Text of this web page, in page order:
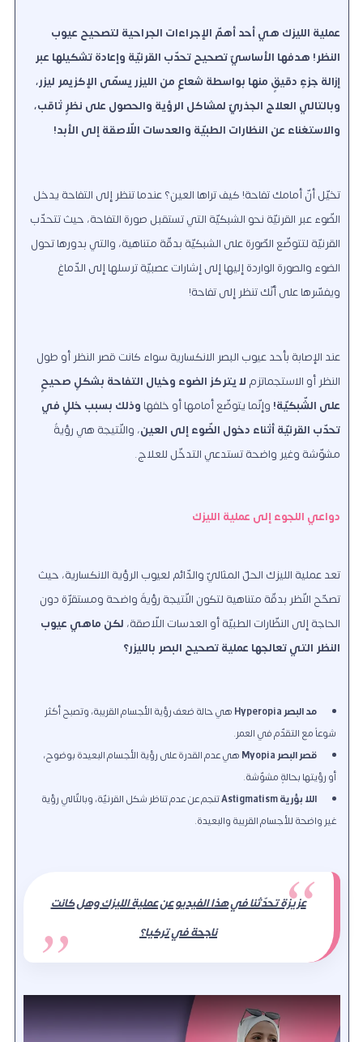
عملية الليزك هي أحد أهمّ الإجراءات الجراحية لتصحيح عيوب
النظر! هدفها الأساسيّ تصحيح تحدّب القرنيّة وإعادة تشكيلها عبر
إزالة جزءٍ دقيقٍ منها بواسطة شعاعٍ من الليزر يسمّى الإكزيمر ليزر،
وبالتالي العلاج الجذريّ لمشاكل الرؤية والحصول على نظرٍ ثاقب،
والاستغناء عن النظارات الطبيّة والعدسات اللّاصقة إلى الأبد!
تخيّل أنّ أمامك تفاحة! كيف تراها العين؟ عندما تنظر إلى التفاحة يدخل
الضّوء عبر القرنيّة نحو الشبكيّة التي تستقبل صورة التفاحة، حيث تتحدّب
القرنيّة لتتوضّع الصّورة على الشبكيّة بدقّة متناهية، والتي بدورها تحول
الضوء والصورة الواردة إليها إلى إشارات عصبيّة ترسلها إلى الدّماغ
ويفسّرها على أنّك تنظر إلى تفاحة!
عند الإصابة بأحد عيوب البصر الانكسارية سواء كانت قصر النظر أو طول
النظر أو الاستجماتزم لا يتركز الضوء وخيال التفاحة بشكلٍ صحيحٍ
على الشّبكيّة! وإنّما يتوضّع أمامها أو خلفها وذلك بسبب خللٍ في
تحدّب القرنيّة أثناء دخول الضّوء إلى العين، والنّتيجة هي رؤيةٌ
مشوّشة وغير واضحة تستدعي التدخّل للعلاج.
دواعي اللجوء إلى عملية الليزك
تعد عملية الليزك الحلّ المثاليّ والدّائم لعيوب الرؤية الانكسارية، حيث
تصحّح النّظر بدقّة متناهية لتكون النّتيجة رؤيةً واضحة ومستقرّة دون
الحاجة إلى النظّارات الطبيّة أو العدسات اللّاصقة، لكن ماهي عيوب
النظر التي تعالجها عملية تصحيح البصر بالليزر؟
مد البصر Hyperopia
هي حالة ضعف رؤية الأجسام القريبة، وتصبح أكثر
شوعاً مع التقدّم في العمر.
قصر البصر Myopia
هي عدم القدرة على رؤية الأجسام البعيدة بوضوح،
أو رؤيتها بحالةٍ مشوّشة.
اللا بؤرية Astigmatism
تنجم عن عدم تناظر شكل القرنيّة، وبالتّالي رؤية
غير واضحة للأجسام القريبة والبعيدة.
عزيزة تحدّثنا في هذا الفيديو عن عملية الليزك وهل كانت
ناجحة في تركيا؟